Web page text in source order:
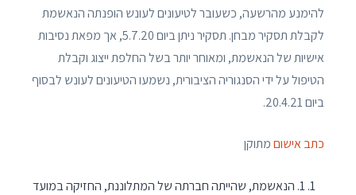
להימנע מהרשעה, כשעובר לטיעונים לעונש הופנתה הנאשמת
לקבלת תסקיר מבחן. תסקיר ניתן ביום 5.7.20, אך מפאת נסיבות
אישיות של הנאשמת, ומאוחר יותר בשל החלפת ייצוג וקבלת
הטיפול על ידי הסנגוריה הציבורית, נשמעו הטיעונים לעונש לבסוף
ביום 20.4.21.
כתב אישוםמתוקן
1. הנאשמת, שהייתה חברתה של המתלוננת, החזיקה במועד